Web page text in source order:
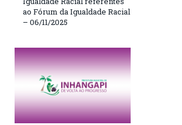
ao Fórum da Igualdade Racial
– 06/11/2025